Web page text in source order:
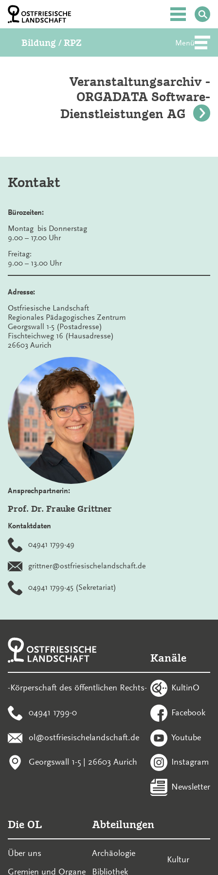
a
Hauptmenü
Bildung / RPZ Menü
Veranstaltungsarchiv -
ORGADATA Software-
Dienstleistungen AG
Kontakt
Bürozeiten:
Montag bis Donnerstag
9.00 – 17.00 Uhr
Freitag:
9.00 – 13.00 Uhr
Adresse:
Ostfriesische Landschaft
Regionales Pädagogisches Zentrum
Georgswall 1-5 (Postadresse)
Fischteichweg 16 (Hausadresse)
26603 Aurich
Ansprechpartnerin:
Prof. Dr. Frauke Grittner
Kontaktdaten
04941 1799-49
grittner@ostfriesischelandschaft.de
04941 1799-45 (Sekretariat)
-Körperschaft des öffentlichen Rechts-
04941 1799-0
ol@ostfriesischelandschaft.de
Georgswall 1-5 | 26603 Aurich
Kanäle
KultinO
Facebook
Youtube
Instagram
Newsletter
Die OL
Über uns
Gremien und Organe
Abteilungen
Archäologie
Bibliothek
Kultur